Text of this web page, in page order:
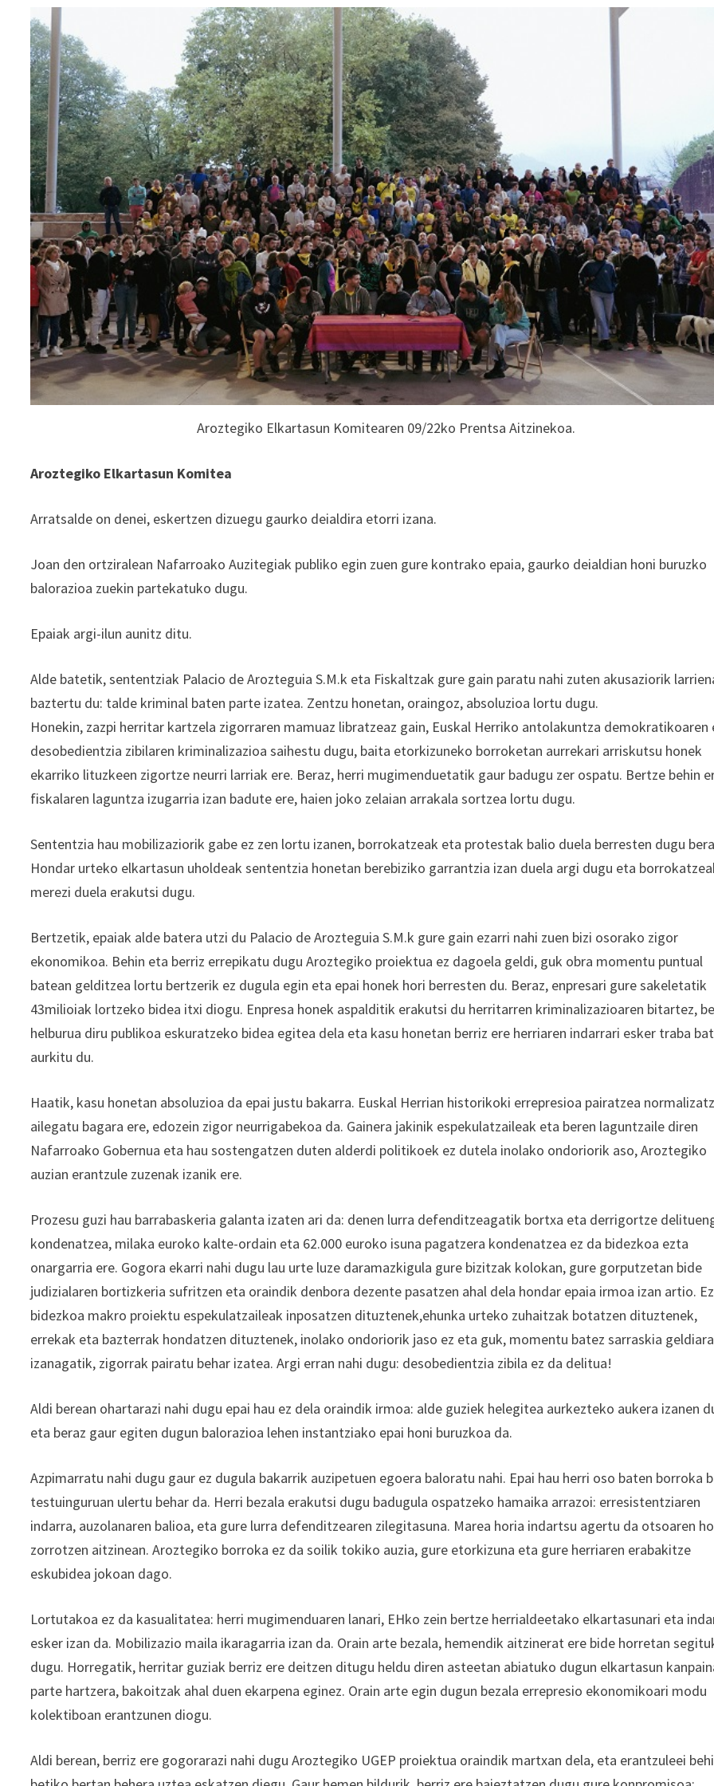
Aroztegiko Elkartasun Komitearen 09/22ko Prentsa Aitzinekoa.
Aroztegiko Elkartasun Komitea
Arratsalde on denei, eskertzen dizuegu gaurko deialdira etorri izana.
Joan den ortziralean Nafarroako Auzitegiak publiko egin zuen gure kontrako epaia, gaurko deialdian honi buruzko
balorazioa zuekin partekatuko dugu.
Epaiak argi-ilun aunitz ditu.
Alde batetik, sententziak Palacio de Arozteguia S.M.k eta Fiskaltzak gure gain paratu nahi zuten akusaziorik
baztertu du: talde kriminal baten parte izatea. Zentzu honetan, oraingoz, absoluzioa lortu dugu.
Honekin, zazpi herritar kartzela zigorraren mamuaz libratzeaz gain, Euskal Herriko antolakuntza demokratikoaren
desobedientzia zibilaren kriminalizazioa saihestu dugu, baita etorkizuneko borroketan aurrekari arriskutsu honek
ekarriko lituzkeen zigortze neurri larriak ere. Beraz, herri mugimenduetatik gaur badugu zer ospatu. Bertze behin
fiskalaren laguntza izugarria izan badute ere, haien joko zelaian arrakala sortzea lortu dugu.
Sententzia hau mobilizaziorik gabe ez zen lortu izanen, borrokatzeak eta protestak balio duela berresten dugu
Hondar urteko elkartasun uholdeak sententzia honetan berebiziko garrantzia izan duela argi dugu eta
merezi duela erakutsi dugu.
Bertzetik, epaiak alde batera utzi du Palacio de Arozteguia S.M.k gure gain ezarri nahi zuen bizi osorako zigor
ekonomikoa. Behin eta berriz errepikatu dugu Aroztegiko proiektua ez dagoela geldi, guk obra momentu puntual
batean gelditzea lortu bertzerik ez dugula egin eta epai honek hori berresten du. Beraz, enpresari gure sakeletatik
43milioiak lortzeko bidea itxi diogu. Enpresa honek aspalditik erakutsi du herritarren kriminalizazioaren bitartez,
helburua diru publikoa eskuratzeko bidea egitea dela eta kasu honetan berriz ere herriaren indarrari esker traba bat
aurkitu du.
Haatik, kasu honetan absoluzioa da epai justu bakarra. Euskal Herrian historikoki errepresioa pairatzea
ailegatu bagara ere, edozein zigor neurrigabekoa da. Gainera jakinik espekulatzaileak eta beren laguntzaile diren
Nafarroako Gobernua eta hau sostengatzen duten alderdi politikoek ez dutela inolako ondoriorik aso, Aroztegiko
auzian erantzule zuzenak izanik ere.
Prozesu guzi hau barrabaskeria galanta izaten ari da: denen lurra defenditzeagatik bortxa eta derrigortze
kondenatzea, milaka euroko kalte-ordain eta 62.000 euroko isuna pagatzera kondenatzea ez da bidezkoa ezta
onargarria ere. Gogora ekarri nahi dugu lau urte luze daramazkigula gure bizitzak kolokan, gure gorputzetan bide
judizialaren bortizkeria sufritzen eta oraindik denbora dezente pasatzen ahal dela hondar epaia irmoa izan artio.
bidezkoa makro proiektu espekulatzaileak inposatzen dituztenek,ehunka urteko zuhaitzak botatzen dituztenek,
errekak eta bazterrak hondatzen dituztenek, inolako ondoriorik jaso ez eta guk, momentu batez sarraskia
izanagatik, zigorrak pairatu behar izatea. Argi erran nahi dugu: desobedientzia zibila ez da delitua!
Aldi berean ohartarazi nahi dugu epai hau ez dela oraindik irmoa: alde guziek helegitea aurkezteko aukera izanen
eta beraz gaur egiten dugun balorazioa lehen instantziako epai honi buruzkoa da.
Azpimarratu nahi dugu gaur ez dugula bakarrik auzipetuen egoera baloratu nahi. Epai hau herri oso baten borroka
testuinguruan ulertu behar da. Herri bezala erakutsi dugu badugula ospatzeko hamaika arrazoi: erresistentziaren
indarra, auzolanaren balioa, eta gure lurra defenditzearen zilegitasuna. Marea horia indartsu agertu da otsoaren
zorrotzen aitzinean. Aroztegiko borroka ez da soilik tokiko auzia, gure etorkizuna eta gure herriaren erabakitze
eskubidea jokoan dago.
Lortutakoa ez da kasualitatea: herri mugimenduaren lanari, EHko zein bertze herrialdeetako elkartasunari eta
esker izan da. Mobilizazio maila ikaragarria izan da. Orain arte bezala, hemendik aitzinerat ere bide horretan
dugu. Horregatik, herritar guziak berriz ere deitzen ditugu heldu diren asteetan abiatuko dugun elkartasun
parte hartzera, bakoitzak ahal duen ekarpena eginez. Orain arte egin dugun bezala errepresio ekonomikoari modu
kolektiboan erantzunen diogu.
Aldi berean, berriz ere gogorarazi nahi dugu Aroztegiko UGEP proiektua oraindik martxan dela, eta erantzuleei